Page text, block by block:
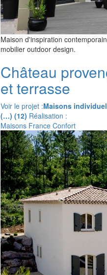
Maison d'inspiration
mobilier outdoor design.
Château
et terrasse
Voir le projet :Maisons
(…) (12) Réalisation :
Maisons France Confort